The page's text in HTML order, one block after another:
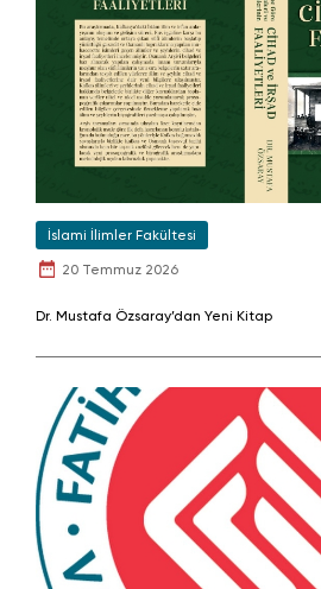
İslami İlimler Fakültesi
20 Temmuz 2026
Dr. Mustafa Özsaray’dan Yeni Kitap